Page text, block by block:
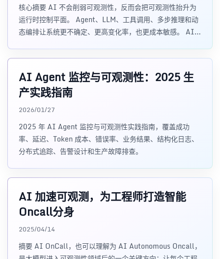
核心摘要 AI 不会削弱可观测性，反而会把可观测性抬升为
运行时控制平面。 Agent、LLM、工具调用、多步推理和动
态编排让系统更不确定、更高变化率，也更成本敏感。 AI
AI Agent 监控与可观测性：2025 生
产实践指南
2026/01/27
2025 年 AI Agent 监控与可观测性实践指南，覆盖成功
率、延迟、Token 成本、错误率、业务结果、结构化日志、
分布式追踪、告警设计和生产故障排查。
AI 加速可观测，为工程师打造智能
Oncall分身
2025/04/14
摘要 AI OnCall，也可以理解为 AI Autonomous Oncall，